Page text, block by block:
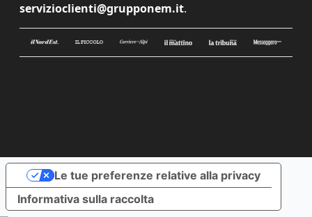
servizioclienti@grupponem.it.
Informativa sulla raccolta
Le tue preferenze relative alla privacy